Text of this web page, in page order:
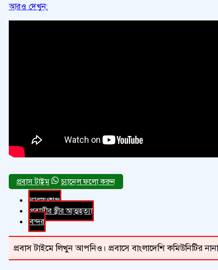
আরও দেখুন:
চ্যানেল ফলো করুন
নারায়ণগঞ্জ
প্রবাসীর স্ত্রীর আত্মহত্যা
বন্দর
প্রবাস টাইমে লিখুন আপনিও। প্রবাসে বাংলাদেশি কমিউনিটির